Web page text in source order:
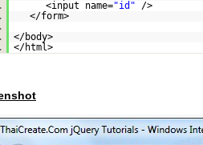
<input name="id"
/>
</form>
</body>
</html>